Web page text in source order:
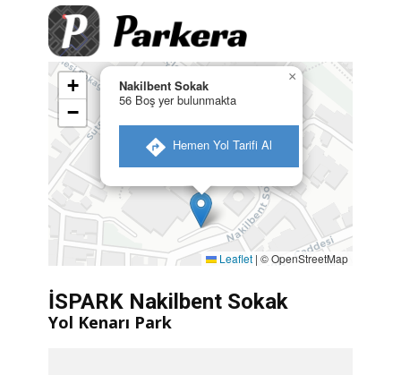
Nakilbent Sokak
56 Boş yer bulunmakta
​ Hemen Yol Tarifi Al
×
+
−
Leaflet | © OpenStreetMap
İSPARK Nakilbent Sokak
Yol Kenarı Park